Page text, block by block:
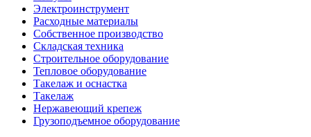
Электроинструмент
Расходные материалы
Собственное производство
Складская техника
Строительное оборудование
Тепловое оборудование
Такелаж и оснастка
Такелаж
Нержавеющий крепеж
Грузоподъемное оборудование